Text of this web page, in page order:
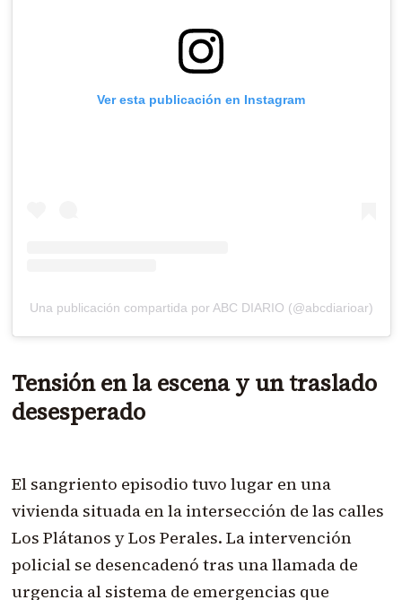
Ver esta publicación en Instagram
Una publicación compartida por ABC DIARIO (@abcdiarioar)
Tensión en la escena y un traslado
desesperado
El sangriento episodio tuvo lugar en una
vivienda situada en la intersección de las calles
Los Plátanos y Los Perales. La intervención
policial se desencadenó tras una llamada de
urgencia al sistema de emergencias que